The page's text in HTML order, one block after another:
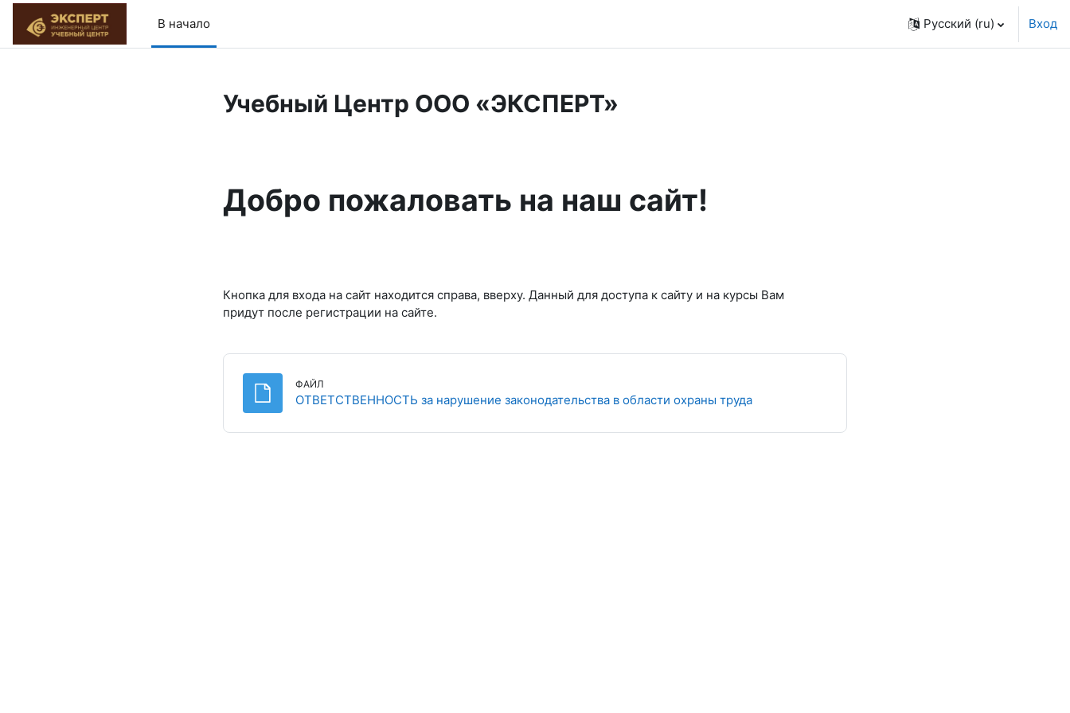
Перейти к основному содержанию
В начало
Русский ‎(ru)‎ Вход
Учебный Центр ООО «ЭКСПЕРТ»
Добро пожаловать на наш сайт!
Кнопка для входа на сайт находится справа, вверху. Данный для доступа к сайту и на курсы Вам
придут после регистрации на сайте.
ФАЙЛ
ОТВЕТСТВЕННОСТЬ за нарушение законодательства в области охраны трудаФайл